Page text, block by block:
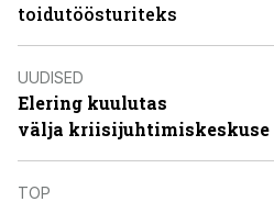
toidutöösturiteks
UUDISED
Elering kuulutas
välja kriisijuhtimiskeskuse
TOP